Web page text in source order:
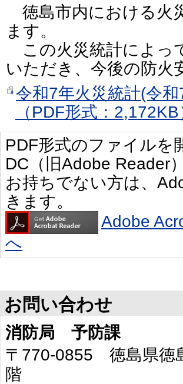
徳島市内における火
ます。
この火災統計によっ
いただき、今後の防火
令和7年火災統計(令
（PDF形式：2,172KB
PDF形式のファイルを
DC（旧Adobe Reader
お持ちでない方は、
きます。
Adobe
へ
お問い合わせ
消防局 予防課
〒770-0855 徳島県徳
階